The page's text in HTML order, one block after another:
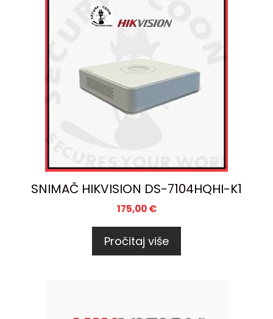
SNIMAČ HIKVISION DS-7104HQHI-K1
175,00€
Pročitaj više